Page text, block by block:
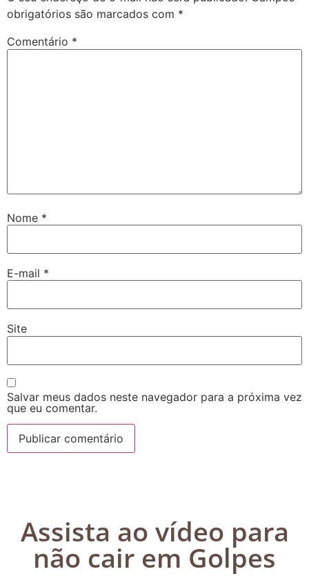
obrigatórios são marcados com *
Comentário *
Nome *
E-mail *
Site
Salvar meus dados neste navegador para a próxima vez
que eu comentar.
Assista ao vídeo para
não cair em Golpes